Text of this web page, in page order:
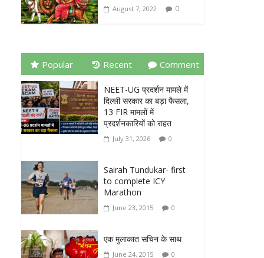
August 7, 2022 0
Popular Recent Comment
NEET-UG प्रदर्शन मामले में
दिल्ली सरकार का बड़ा फैसला,
13 FIR मामलों में
प्रदर्शनकारियों को राहत
July 31, 2026 0
Sairah Tundukar- first
to complete ICY
Marathon
June 23, 2015 0
एक मुलाकात सचिन के साथ
June 24, 2015 0